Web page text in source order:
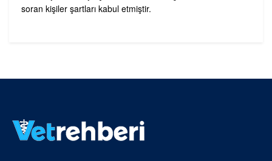
soran kişiler şartları kabul etmiştir.